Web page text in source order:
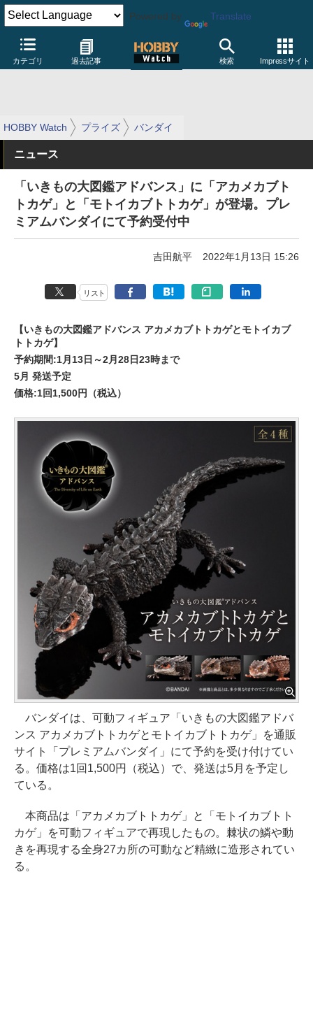
Powered by Translate
カテゴリ 過去記事 検索 Impressサイト
HOBBY Watch プライズ バンダイ
ニュース
「いきもの大図鑑アドバンス」に「アカメカブト
トカゲ」と「モトイカブトトカゲ」が登場。プレ
ミアムバンダイにて予約受付中
吉田航平 2022年1月13日 15:26
リスト
【いきもの大図鑑アドバンス アカメカブトトカゲとモトイカブ
トトカゲ】
予約期間:1月13日～2月28日23時まで
5月 発送予定
価格:1回1,500円（税込）
バンダイは、可動フィギュア「いきもの大図鑑アドバ
ンス アカメカブトトカゲとモトイカブトトカゲ」を通販
サイト「プレミアムバンダイ」にて予約を受け付けてい
る。価格は1回1,500円（税込）で、発送は5月を予定し
ている。
本商品は「アカメカブトトカゲ」と「モトイカブトト
カゲ」を可動フィギュアで再現したもの。棘状の鱗や動
きを再現する全身27カ所の可動など精緻に造形されてい
る。